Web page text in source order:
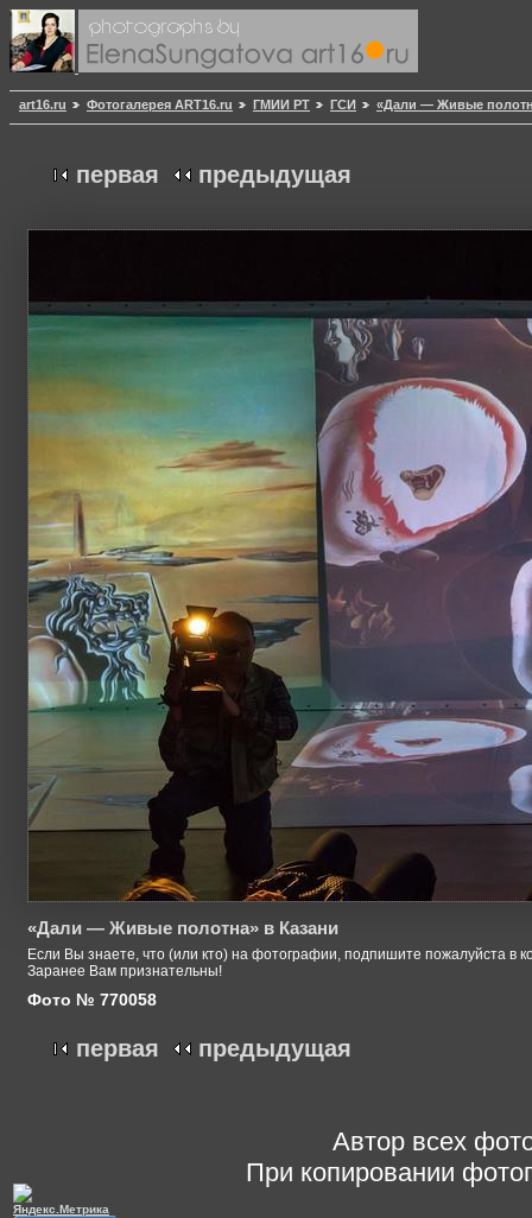
art16.ru Фотогалерея ART16.ru ГМИИ РТ ГСИ «Дали — Живые
первая предыдущая
«Дали — Живые полотна» в Казани
Если Вы знаете, что (или кто) на фотографии, подпишите пожалуйста в
Заранее Вам признательны!
Фото № 770058
первая предыдущая
Автор всех
При копировании